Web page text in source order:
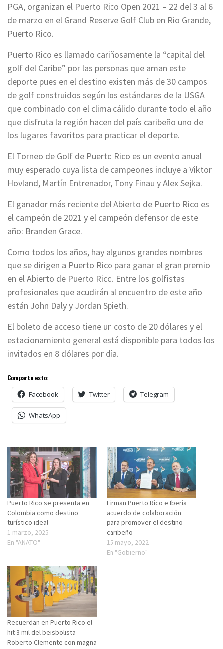
PGA, organizan el Puerto Rico Open 2021 – 22 del 3 al 6
de marzo en el Grand Reserve Golf Club en Rio Grande,
Puerto Rico.
Puerto Rico es llamado cariñosamente la “capital del
golf del Caribe” por las personas que aman este
deporte pues en el destino existen más de 30 campos
de golf construidos según los estándares de la USGA
que combinado con el clima cálido durante todo el año
que disfruta la región hacen del país caribeño uno de
los lugares favoritos para practicar el deporte.
El Torneo de Golf de Puerto Rico es un evento anual
muy esperado cuya lista de campeones incluye a Viktor
Hovland, Martín Entrenador, Tony Finau y Alex Sejka.
El ganador más reciente del Abierto de Puerto Rico es
el campeón de 2021 y el campeón defensor de este
año: Branden Grace.
Como todos los años, hay algunos grandes nombres
que se dirigen a Puerto Rico para ganar el gran premio
en el Abierto de Puerto Rico. Entre los golfistas
profesionales que acudirán al encuentro de este año
están John Daly y Jordan Spieth.
El boleto de acceso tiene un costo de 20 dólares y el
estacionamiento general está disponible para todos los
invitados en 8 dólares por día.
Comparte esto:
Facebook Twitter Telegram
WhatsApp
Puerto Rico se presenta en
Colombia como destino
turístico ideal
1 marzo, 2025
En "ANATO"
Firman Puerto Rico e Iberia
acuerdo de colaboración
para promover el destino
caribeño
15 mayo, 2022
En "Gobierno"
Recuerdan en Puerto Rico el
hit 3 mil del beisbolista
Roberto Clemente con magna